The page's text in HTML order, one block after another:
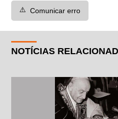
⚠️ Comunicar erro
NOTÍCIAS